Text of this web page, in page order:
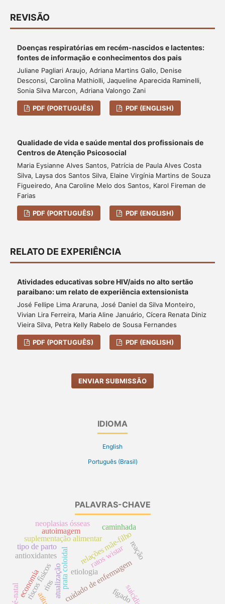
REVISÃO
Doenças respiratórias em recém-nascidos e lactentes:
fontes de informação e conhecimentos dos pais
Juliane Pagliari Araujo, Adriana Martins Gallo, Denise
Desconsi, Carolina Mathiolli, Jaqueline Aparecida Raminelli,
Sonia Silva Marcon, Adriana Valongo Zani
PDF (PORTUGUÊS) PDF (ENGLISH)
Qualidade de vida e saúde mental dos profissionais de
Centros de Atenção Psicosocial
Maria Eysianne Alves Santos, Patrícia de Paula Alves Costa
Silva, Laysa dos Santos Silva, Elaine Virgínia Martins de Souza
Figueiredo, Ana Caroline Melo dos Santos, Karol Fireman de
Farias
PDF (PORTUGUÊS) PDF (ENGLISH)
RELATO DE EXPERIÊNCIA
Atividades educativas sobre HIV/aids no alto sertão
paraibano: um relato de experiência extensionista
José Fellipe Lima Araruna, José Daniel da Silva Monteiro,
Vivian Lira Ferreira, Maria Aline Januário, Cícera Renata Diniz
Vieira Silva, Petra Kelly Rabelo de Sousa Fernandes
PDF (PORTUGUÊS) PDF (ENGLISH)
ENVIAR SUBMISSÃO
IDIOMA
English
Português (Brasil)
PALAVRAS-CHAVE
cuidado de enfermagem
prata coloidal etiologia
atualização
antioxidantes
suplementação alimentarrelações mãe-filho
riscos físicos
autoimagem
neoplasias ósseas
rins suicídio
economia fígado
reação
ratos wistar
pré-natal
caminhada
tipo de parto